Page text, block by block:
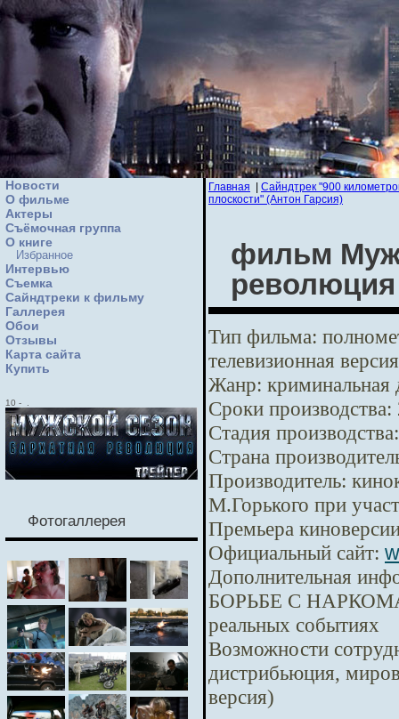
Новости
О фильме
Актеры
Съёмочная группа
О книге
Избранное
Интервью
Cъемка
Сайндтреки к фильму
Галлерея
Обои
Отзывы
Карта сайта
Купить
10 -
Фотогаллерея
Главная
Сайндтрек "900
плоскости" (Антон Гарсия)
фильм
революция
Тип фильма:
телевизионная
Жанр: криминальная
Сроки производства:
Стадия производства:
Страна
Производитель:
М.Горького при
Премьера
Официальный сайт:
Дополнительная
БОРЬБЕ С
реальных событиях
Возможности
дистрибьюция,
версия)